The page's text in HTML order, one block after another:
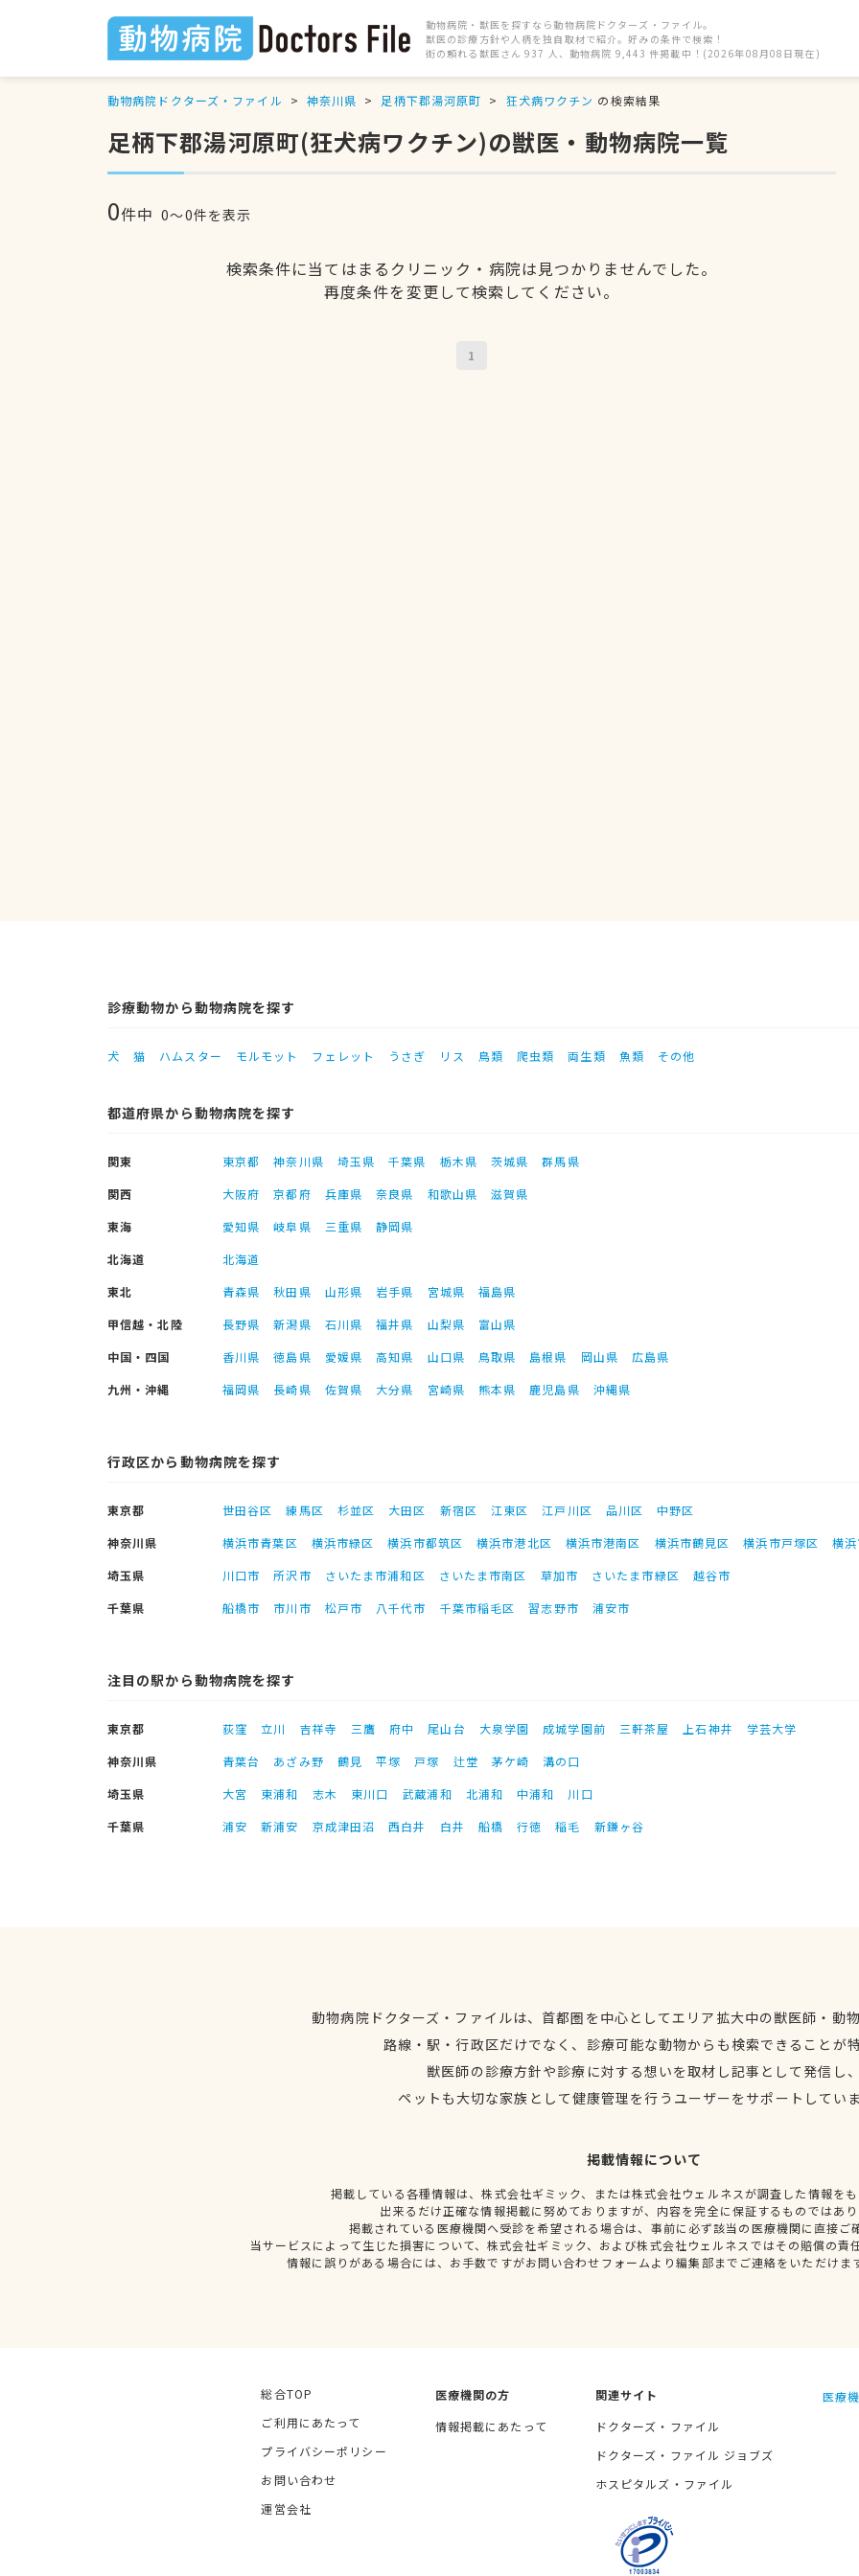
動物病院・獣医を探すなら動物病院ドクターズ・ファイル。
獣医の診療方針や人柄を独自取材で紹介。好みの条件で検索！
街の頼れる獣医さん 937 人、動物病院 9,443 件掲載中！(2026年08月08日現在)
動物病院ドクターズ・ファイル 神奈川県 足柄下郡湯河原町 狂犬病ワクチン の検索結果
足柄下郡湯河原町(狂犬病ワクチン)の獣医・動物病院一覧
0件中 0〜0件を表示
検索条件に当てはまるクリニック・病院は見つかりませんでした。
再度条件を変更して検索してください。
1
診療動物から動物病院を探す
犬 猫 ハムスター モルモット フェレット うさぎ リス 鳥類 爬虫類 両生類 魚類 その他
都道府県から動物病院を探す
関東 東京都 神奈川県 埼玉県 千葉県 栃木県 茨城県
群馬県
関西
大阪府 京都府 兵庫県 奈良県 和歌山県
滋賀県
東海
愛知県 岐阜県 三重県
静岡県
北海道
北海道
東北
青森県 秋田県 山形県 岩手県 宮城県
福島県
甲信越・北陸
長野県 新潟県 石川県 福井県 山梨県
富山県
中国・四国
香川県 徳島県 愛媛県 高知県 山口県 鳥取県 島根県 岡山県
広島県
九州・沖縄
福岡県 長崎県 佐賀県 大分県 宮崎県 熊本県 鹿児島県 沖縄県
行政区から動物病院を探す
東京都 世田谷区 練馬区 杉並区 大田区 新宿区 江東区 江戸川区 品川区
中野区
神奈川県
横浜市青葉区 横浜市緑区 横浜市都筑区 横浜市港北区 横浜市港南区 横浜市鶴見区 横浜市戸塚区
横
埼玉県
川口市 所沢市 さいたま市浦和区 さいたま市南区 草加市 さいたま市緑区
越谷市
千葉県
船橋市 市川市 松戸市 八千代市 千葉市稲毛区 習志野市 浦安市
注目の駅から動物病院を探す
東京都 荻窪 立川 吉祥寺 三鷹 府中 尾山台 大泉学園 成城学園前 三軒茶屋 上石神井
学芸大学
神奈川県
青葉台 あざみ野 鶴見 平塚 戸塚 辻堂 茅ケ崎
溝の口
埼玉県
大宮 東浦和 志木 東川口 武蔵浦和 北浦和 中浦和
川口
千葉県
浦安 新浦安 京成津田沼 西白井 白井 船橋 行徳 稲毛 新鎌ヶ谷
動物病院ドクターズ・ファイルは、首都圏を中心としてエリア拡大中の獣医師・動
路線・駅・行政区だけでなく、診療可能な動物からも検索できることが
獣医師の診療方針や診療に対する想いを取材し記事として発信し
ペットも大切な家族として健康管理を行うユーザーをサポートしてい
掲載情報について
掲載している各種情報は、株式会社ギミック、または株式会社ウェルネスが調査した情報を
出来るだけ正確な情報掲載に努めておりますが、内容を完全に保証するものではあ
掲載されている医療機関へ受診を希望される場合は、事前に必ず該当の医療機関に直接ご
当サービスによって生じた損害について、株式会社ギミック、および株式会社ウェルネスではその賠償の責
情報に誤りがある場合には、お手数ですがお問い合わせフォームより編集部までご連絡をいただけま
総合TOP
ご利用にあたって
プライバシーポリシー
お問い合わせ
運営会社
医療機関の方
情報掲載にあたって
関連サイト
ドクターズ・ファイル
ドクターズ・ファイル ジョブズ
ホスピタルズ・ファイル
医療